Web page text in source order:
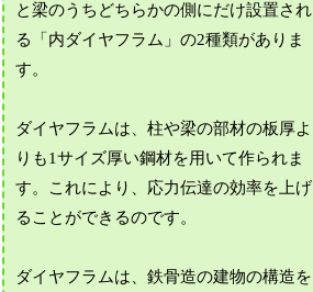
と梁のうちどちらかの側にだけ設置され
る「内ダイヤフラム」の2種類がありま
す。
ダイヤフラムは、柱や梁の部材の板厚よ
りも1サイズ厚い鋼材を用いて作られま
す。これにより、応力伝達の効率を上げ
ることができるのです。
ダイヤフラムは、鉄骨造の建物の構造を